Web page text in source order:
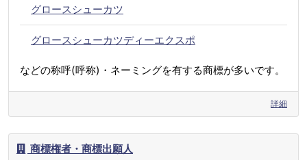
グロースシューカツ
グロースシューカツディーエクスポ
などの称呼(呼称)・ネーミングを有する商標が多いです。
詳細
商標権者・商標出願人